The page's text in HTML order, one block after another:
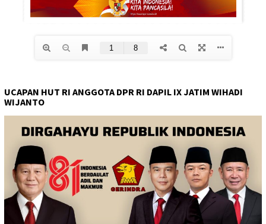
UCAPAN HUT RI ANGGOTA DPR RI DAPIL IX JATIM WIHADI
WIJANTO